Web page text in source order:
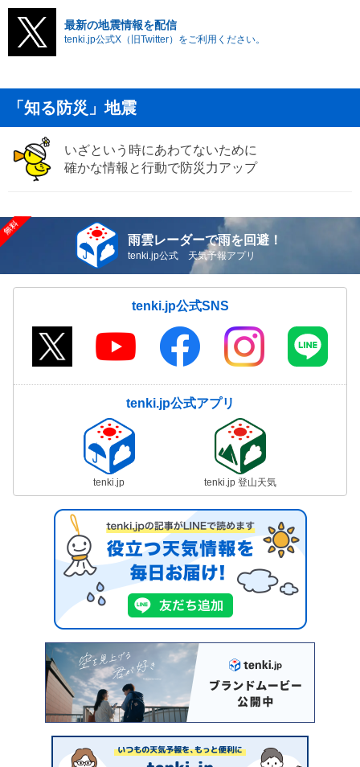
最新の地震情報を配信
tenki.jp公式X（旧Twitter）をご利用ください。
「知る防災」地震
いざという時にあわてないために
確かな情報と行動で防災力アップ
雨雲レーダーで雨を回避！
tenki.jp公式 天気予報アプリ
tenki.jp公式SNS
tenki.jp公式アプリ
tenki.jp tenki.jp 登山天気